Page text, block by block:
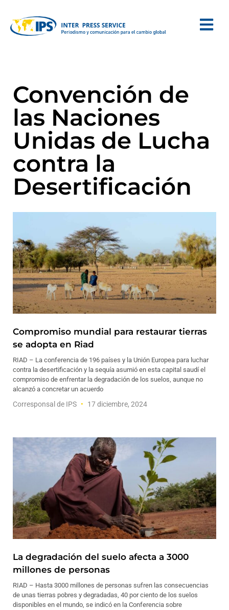
Convención de
las Naciones
Unidas de Lucha
contra la
Desertificación
Compromiso mundial para restaurar tierras
se adopta en Riad
RIAD – La conferencia de 196 países y la Unión Europea para luchar
contra la desertificación y la sequía asumió en esta capital saudí el
compromiso de enfrentar la degradación de los suelos, aunque no
alcanzó a concretar un acuerdo
Corresponsal de IPS 17 diciembre, 2024
La degradación del suelo afecta a 3000
millones de personas
RIAD – Hasta 3000 millones de personas sufren las consecuencias
de unas tierras pobres y degradadas, 40 por ciento de los suelos
disponibles en el mundo, se indicó en la Conferencia sobre